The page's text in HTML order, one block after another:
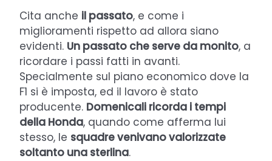
Cita anche il passato, e come i
miglioramenti rispetto ad allora siano
evidenti. Un passato che serve da monito, a
ricordare i passi fatti in avanti.
Specialmente sul piano economico dove la
F1 si è imposta, ed il lavoro è stato
producente. Domenicali ricorda i tempi
della Honda, quando come afferma lui
stesso, le squadre venivano valorizzate
soltanto una sterlina.